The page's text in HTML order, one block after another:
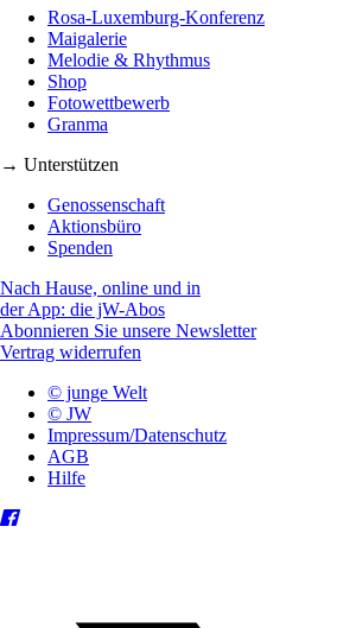
Rosa-Luxemburg-Konferenz
Maigalerie
Melodie & Rhythmus
Shop
Fotowettbewerb
Granma
→ Unterstützen
Genossenschaft
Aktionsbüro
Spenden
Nach Hause, online und in
der App: die jW-Abos
Abonnieren Sie unsere Newsletter
Vertrag widerrufen
© junge Welt
© JW
Impressum/Datenschutz
AGB
Hilfe